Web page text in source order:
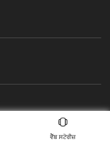
ਵੈੱਬ ਸਟੋਰੀਜ਼